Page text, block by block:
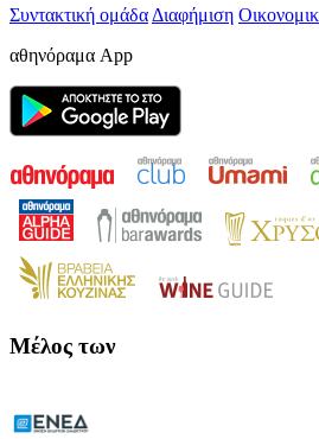
Συντακτική ομάδα Διαφήμιση
αθηνόραμα App
Μέλος των